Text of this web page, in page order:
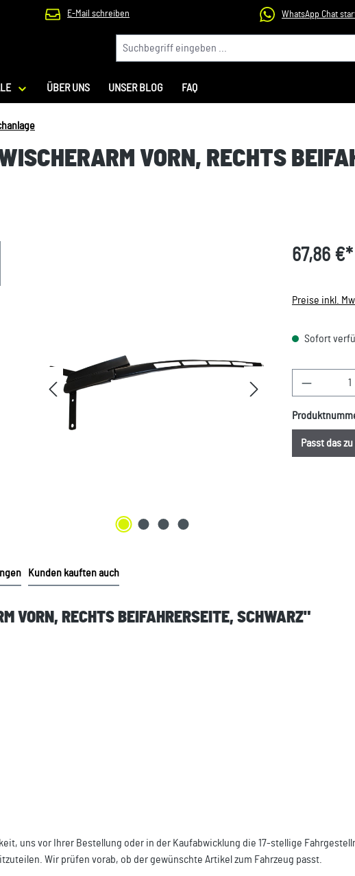
E-Mail schreiben WhatsApp Chat
ÜBER UNS UNSER BLOG FAQ
VORN, RECHTS
67,86 €*
Preise inkl.
Sofort
Produkt
Passt das
Kunden kauften auch
VORN, RECHTS BEIFAHRERSEITE, SCHWARZ"
uns vor Ihrer Bestellung oder in der Kaufabwicklung die 17-stellige
Wir prüfen vorab, ob der gewünschte Artikel zum Fahrzeug passt.